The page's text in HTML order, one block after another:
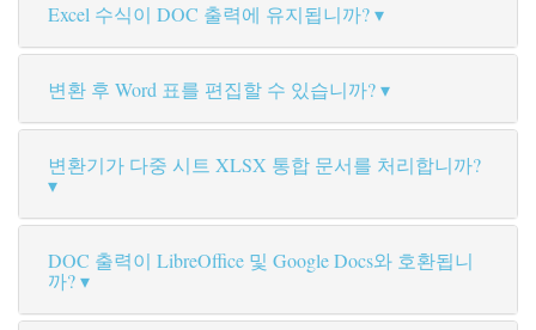
Excel 수식이 DOC 출력에 유지됩니까?
변환 후 Word 표를 편집할 수 있습니까?
변환기가 다중 시트 XLSX 통합 문서를 처리합니까?
DOC 출력이 LibreOffice 및 Google Docs와 호환됩니
까?